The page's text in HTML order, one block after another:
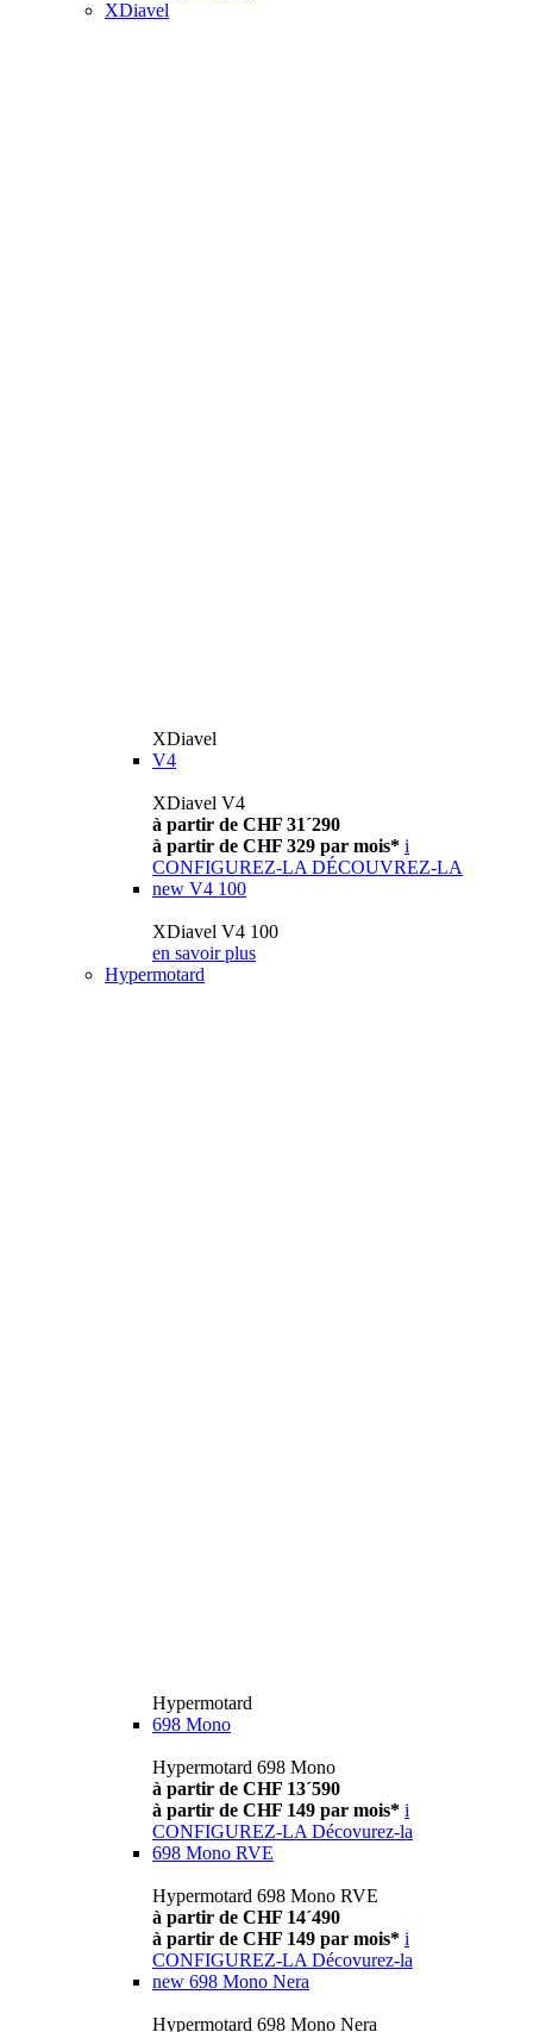
XDiavel
XDiavel
V4
XDiavel V4
à partir de CHF 31´290
à partir de CHF 329 par mois* i
CONFIGUREZ-LA DÉCOUVREZ-LA
new V4 100
XDiavel V4 100
en savoir plus
Hypermotard
Hypermotard
698 Mono
Hypermotard 698 Mono
à partir de CHF 13´590
à partir de CHF 149 par mois* i
CONFIGUREZ-LA Décovurez-la
698 Mono RVE
Hypermotard 698 Mono RVE
à partir de CHF 14´490
à partir de CHF 149 par mois* i
CONFIGUREZ-LA Décovurez-la
new 698 Mono Nera
Hypermotard 698 Mono Nera